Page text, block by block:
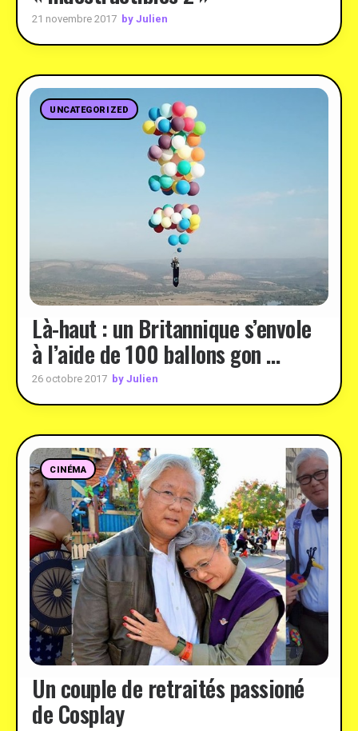
21 novembre 2017 by Julien
UNCATEGORIZED
Là-haut : un Britannique s’envole
à l’aide de 100 ballons gon …
26 octobre 2017 by Julien
CINÉMA
Un couple de retraités passioné
de Cosplay